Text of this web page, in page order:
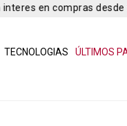
TECNOLOGIAS ÚLTIMOS
en compras desde